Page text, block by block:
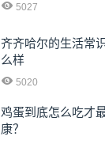
5027
齐齐哈尔的生活常
么样
5020
鸡蛋到底怎么吃才
康？